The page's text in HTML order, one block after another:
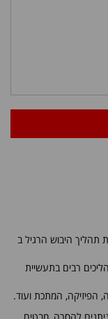
תהליך היבוש הרגיל ב
רבים בתעשיית
הפיזיקה, המתכת ועוד.